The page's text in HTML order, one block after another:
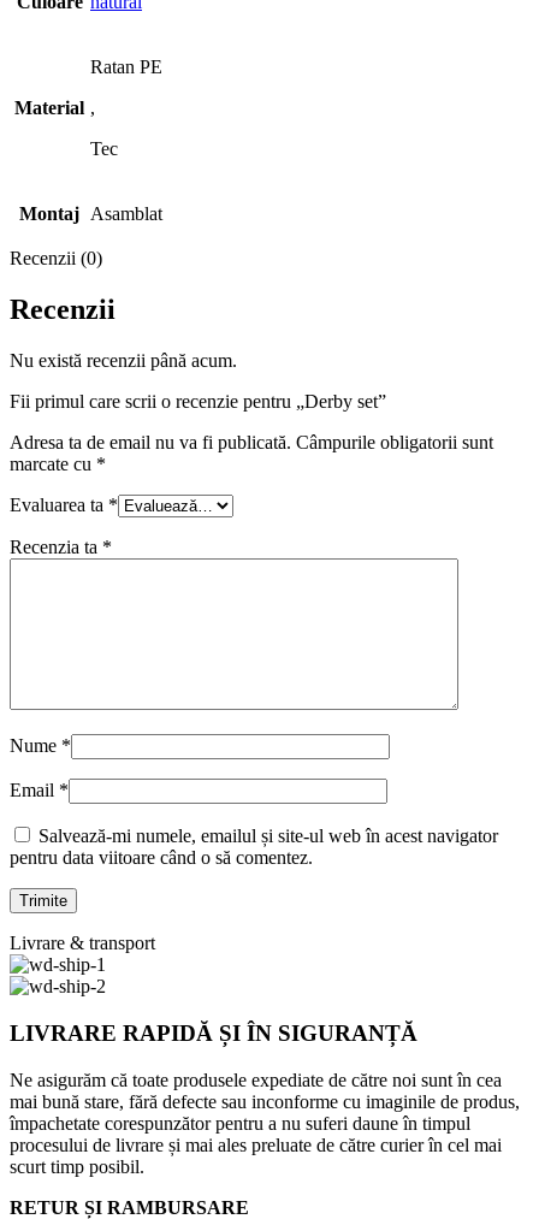
Material
Ratan PE
,
Tec
Montaj Asamblat
Recenzii (0)
Recenzii
Nu există recenzii până acum.
Fii primul care scrii o recenzie pentru „Derby set”
Adresa ta de email nu va fi publicată. Câmpurile obligatorii sunt
marcate cu *
Evaluarea ta *
Recenzia ta *
Nume *
Email *
Salvează-mi numele, emailul și site-ul web în acest navigator
pentru data viitoare când o să comentez.
Livrare & transport
LIVRARE RAPIDĂ ȘI ÎN SIGURANȚĂ
Ne asigurăm că toate produsele expediate de către noi sunt în cea
mai bună stare, fără defecte sau inconforme cu imaginile de produs,
împachetate corespunzător pentru a nu suferi daune în timpul
procesului de livrare și mai ales preluate de către curier în cel mai
scurt timp posibil.
RETUR ȘI RAMBURSARE